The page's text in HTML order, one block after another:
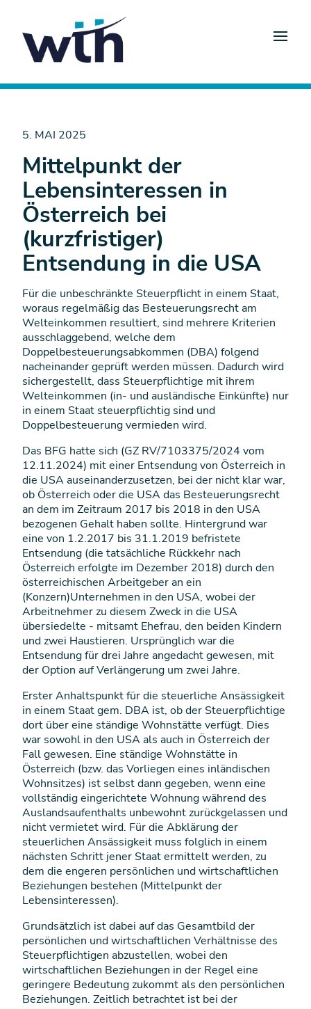
5. MAI 2025
Mittelpunkt der
Lebensinteressen in
Österreich bei
(kurzfristiger)
Entsendung in die USA
Für die unbeschränkte Steuerpflicht in einem Staat,
woraus regelmäßig das Besteuerungsrecht am
Welteinkommen resultiert, sind mehrere Kriterien
ausschlaggebend, welche dem
Doppelbesteuerungsabkommen (DBA) folgend
nacheinander geprüft werden müssen. Dadurch wird
sichergestellt, dass Steuerpflichtige mit ihrem
Welteinkommen (in- und ausländische Einkünfte) nur
in einem Staat steuerpflichtig sind und
Doppelbesteuerung vermieden wird.
Das BFG hatte sich (GZ RV/7103375/2024 vom
12.11.2024) mit einer Entsendung von Österreich in
die USA auseinanderzusetzen, bei der nicht klar war,
ob Österreich oder die USA das Besteuerungsrecht
an dem im Zeitraum 2017 bis 2018 in den USA
bezogenen Gehalt haben sollte. Hintergrund war
eine von 1.2.2017 bis 31.1.2019 befristete
Entsendung (die tatsächliche Rückkehr nach
Österreich erfolgte im Dezember 2018) durch den
österreichischen Arbeitgeber an ein
(Konzern)Unternehmen in den USA, wobei der
Arbeitnehmer zu diesem Zweck in die USA
übersiedelte - mitsamt Ehefrau, den beiden Kindern
und zwei Haustieren. Ursprünglich war die
Entsendung für drei Jahre angedacht gewesen, mit
der Option auf Verlängerung um zwei Jahre.
Erster Anhaltspunkt für die steuerliche Ansässigkeit
in einem Staat gem. DBA ist, ob der Steuerpflichtige
dort über eine ständige Wohnstätte verfügt. Dies
war sowohl in den USA als auch in Österreich der
Fall gewesen. Eine ständige Wohnstätte in
Österreich (bzw. das Vorliegen eines inländischen
Wohnsitzes) ist selbst dann gegeben, wenn eine
vollständig eingerichtete Wohnung während des
Auslandsaufenthalts unbewohnt zurückgelassen und
nicht vermietet wird. Für die Abklärung der
steuerlichen Ansässigkeit muss folglich in einem
nächsten Schritt jener Staat ermittelt werden, zu
dem die engeren persönlichen und wirtschaftlichen
Beziehungen bestehen (Mittelpunkt der
Lebensinteressen).
Grundsätzlich ist dabei auf das Gesamtbild der
persönlichen und wirtschaftlichen Verhältnisse des
Steuerpflichtigen abzustellen, wobei den
wirtschaftlichen Beziehungen in der Regel eine
geringere Bedeutung zukommt als den persönlichen
Beziehungen. Zeitlich betrachtet ist bei der